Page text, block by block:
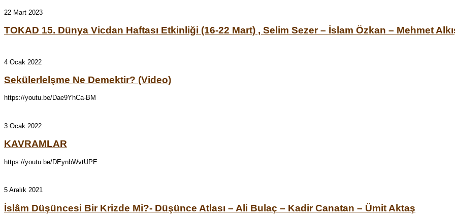
22 Mart 2023
TOKAD 15. Dünya Vicdan Haftası Etkinliği (16-22 Mart) , Selim Sezer – İslam Özkan – Mehmet
4 Ocak 2022
Sekülerlelşme Ne Demektir? (Video)
https://youtu.be/Dae9YhCa-BM
3 Ocak 2022
KAVRAMLAR
https://youtu.be/DEynbWvtUPE
5 Aralık 2021
İslâm Düşüncesi Bir Krizde Mi?- Düşünce Atlası – Ali Bulaç – Kadir Canatan – Ümit Aktaş